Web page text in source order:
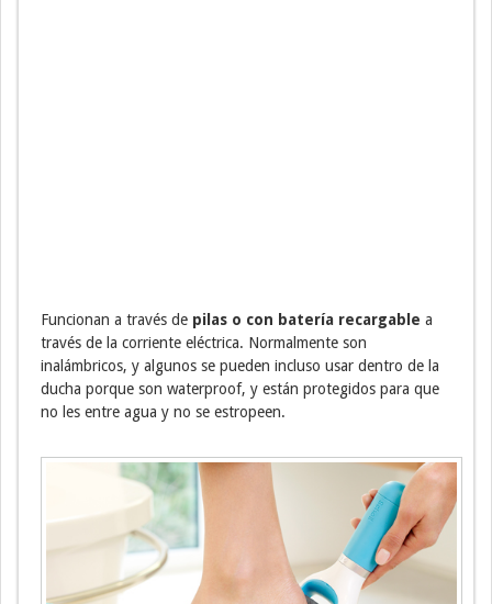
Funcionan a través de pilas o con batería recargable a
través de la corriente eléctrica. Normalmente son
inalámbricos, y algunos se pueden incluso usar dentro de la
ducha porque son waterproof, y están protegidos para que
no les entre agua y no se estropeen.